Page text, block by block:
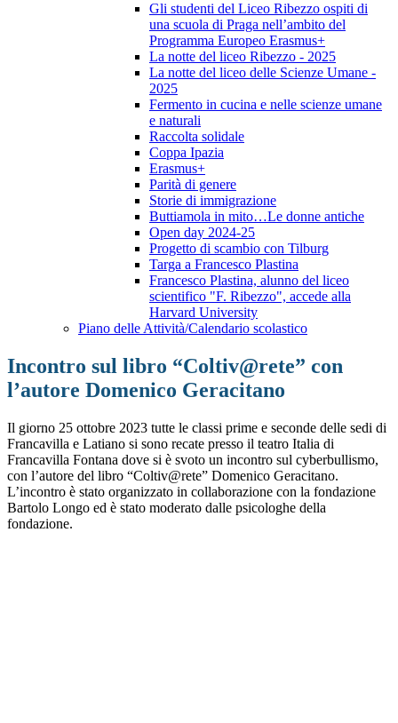
Gli studenti del Liceo Ribezzo ospiti di
una scuola di Praga nell’ambito del
Programma Europeo Erasmus+
La notte del liceo Ribezzo - 2025
La notte del liceo delle Scienze Umane -
2025
Fermento in cucina e nelle scienze umane
e naturali
Raccolta solidale
Coppa Ipazia
Erasmus+
Parità di genere
Storie di immigrazione
Buttiamola in mito…Le donne antiche
Open day 2024-25
Progetto di scambio con Tilburg
Targa a Francesco Plastina
Francesco Plastina, alunno del liceo
scientifico "F. Ribezzo", accede alla
Harvard University
Piano delle Attività/Calendario scolastico
Incontro sul libro “Coltiv@rete” con
l’autore Domenico Geracitano
Il giorno 25 ottobre 2023 tutte le classi prime e seconde delle sedi di
Francavilla e Latiano si sono recate presso il teatro Italia di
Francavilla Fontana dove si è svoto un incontro sul cyberbullismo,
con l’autore del libro “Coltiv@rete” Domenico Geracitano.
L’incontro è stato organizzato in collaborazione con la fondazione
Bartolo Longo ed è stato moderato dalle psicologhe della
fondazione.